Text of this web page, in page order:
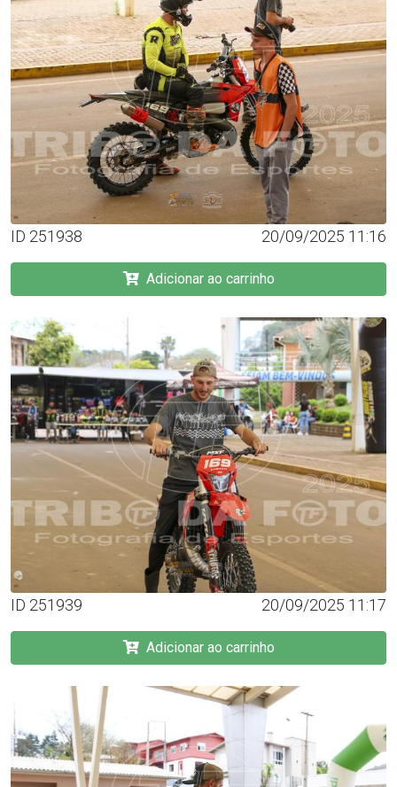
ID 251938 20/09/2025 11:16
Adicionar ao carrinho
ID 251939 20/09/2025 11:17
Adicionar ao carrinho